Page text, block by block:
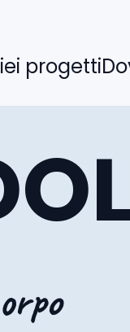
progetti